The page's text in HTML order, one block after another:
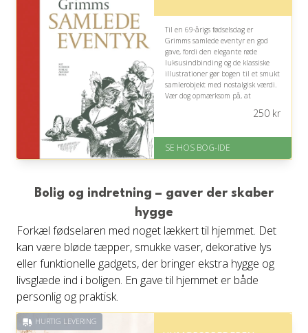
Til en 69-årigs fødselsdag er
Grimms samlede eventyr en god
gave, fordi den elegante røde
luksusindbinding og de klassiske
illustrationer gør bogen til et smukt
samlerobjekt med nostalgisk værdi.
Vær dog opmærksom på, at
På lager
Levering: 1-3 hverdage -
Fremragende Trustpilot rating
på 4.6 ud af 5
250kr
SE HOS BOG-IDE
Bolig og indretning – gaver der skaber
hygge
Forkæl fødselaren med noget lækkert til hjemmet. Det
kan være bløde tæpper, smukke vaser, dekorative lys
eller funktionelle gadgets, der bringer ekstra hygge og
livsglæde ind i boligen. En gave til hjemmet er både
personlig og praktisk.
HURTIG LEVERING